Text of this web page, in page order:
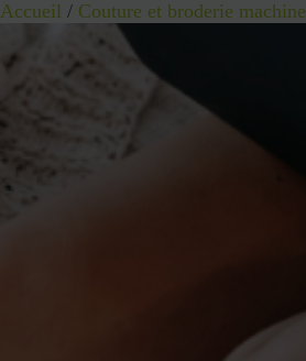
Accueil / Couture et broderie machine